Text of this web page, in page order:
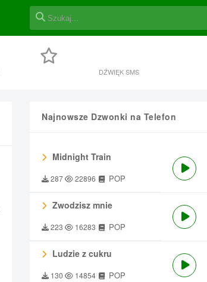
DŹWIĘK SMS
Najnowsze Dzwonki na Telefon
Midnight Train
287 22896 POP
Zwodzisz mnie
223 16283 POP
Ludzie z cukru
130 14854 POP